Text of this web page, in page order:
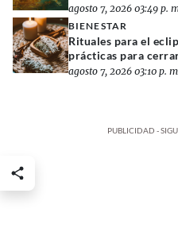
agosto 7, 2026 03:49 p.
BIENESTAR
Rituales para el
prácticas para
agosto 7, 2026 03:10 p.
PUBLICIDAD -